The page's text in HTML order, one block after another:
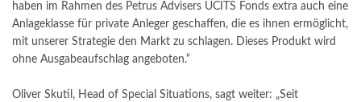
haben im Rahmen des Petrus Advisers UCITS Fonds extra auch eine
Anlageklasse für private Anleger geschaffen, die es ihnen ermöglicht,
mit unserer Strategie den Markt zu schlagen. Dieses Produkt wird
ohne Ausgabeaufschlag angeboten.“
Oliver Skutil, Head of Special Situations, sagt weiter: „Seit